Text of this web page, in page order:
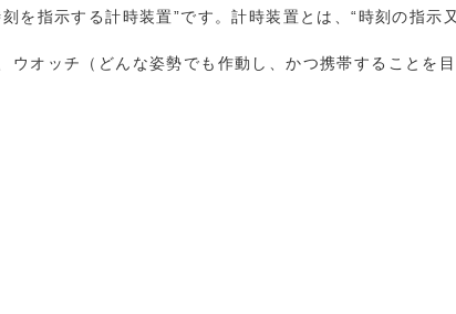
を指示する計時装置”です。計時装置とは、“時刻の指示
ウオッチ（どんな姿勢でも作動し、かつ携帯することを